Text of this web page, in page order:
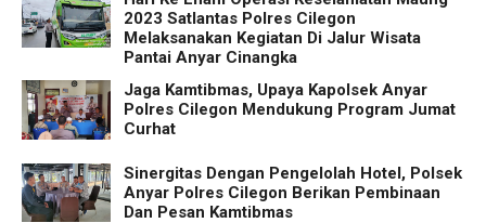
2023 Satlantas Polres Cilegon
Melaksanakan Kegiatan Di Jalur Wisata
Pantai Anyar Cinangka
Jaga Kamtibmas, Upaya Kapolsek Anyar
Polres Cilegon Mendukung Program Jumat
Curhat
Sinergitas Dengan Pengelolah Hotel, Polsek
Anyar Polres Cilegon Berikan Pembinaan
Dan Pesan Kamtibmas